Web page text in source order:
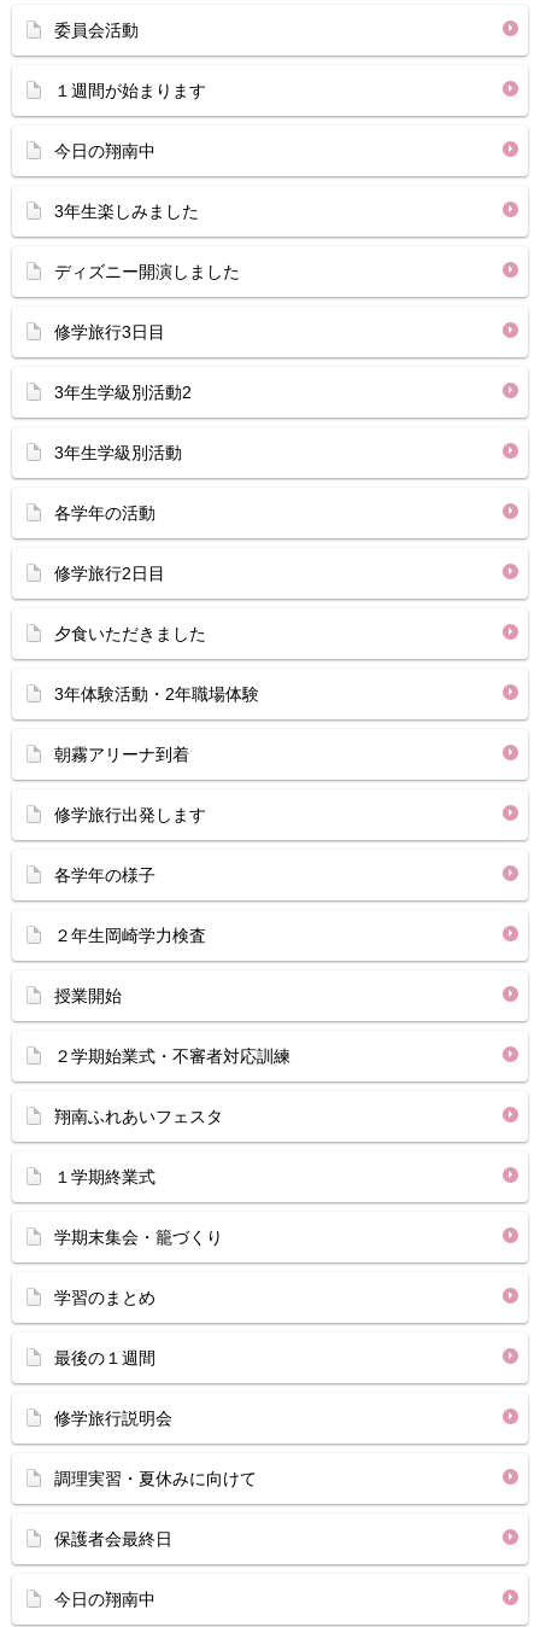
委員会活動
１週間が始まります
今日の翔南中
3年生楽しみました
ディズニー開演しました
修学旅行3日目
3年生学級別活動2
3年生学級別活動
各学年の活動
修学旅行2日目
夕食いただきました
3年体験活動・2年職場体験
朝霧アリーナ到着
修学旅行出発します
各学年の様子
２年生岡崎学力検査
授業開始
２学期始業式・不審者対応訓練
翔南ふれあいフェスタ
１学期終業式
学期末集会・籠づくり
学習のまとめ
最後の１週間
修学旅行説明会
調理実習・夏休みに向けて
保護者会最終日
今日の翔南中